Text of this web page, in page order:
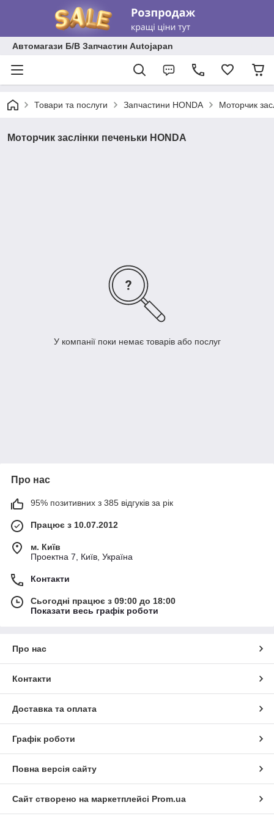
Автомагази Б/В Запчастин Autojapan
Товари та послуги Запчастини HONDA Моторчик
Моторчик заслінки печеньки HONDA
У компанії поки немає товарів або послуг
Про нас
95% позитивних з 385 відгуків за рік
Працює з 10.07.2012
м. Київ
Проектна 7, Київ, Україна
Контакти
Сьогодні працює з 09:00 до 18:00
Показати весь графік роботи
Про нас
Контакти
Доставка та оплата
Графік роботи
Повна версія сайту
Сайт створено на маркетплейсі Prom.ua